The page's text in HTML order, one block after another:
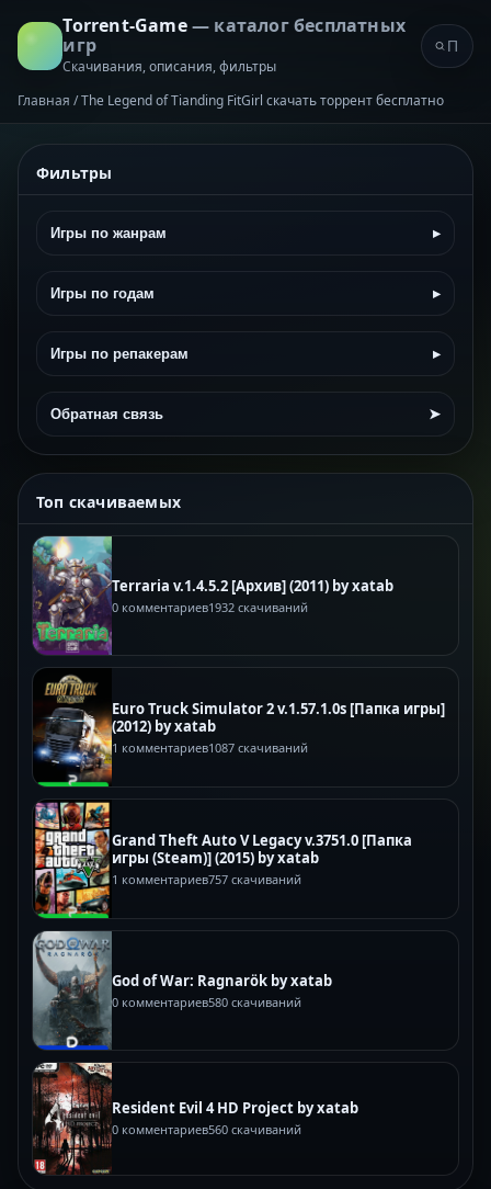
Torrent-Game— каталог бесплатных
игр
Скачивания, описания, фильтры
Главная /The Legend of Tianding FitGirl скачать торрент бесплатно
Фильтры
Игры по жанрам ▸
Игры по годам ▸
Игры по репакерам ▸
Обратная связь ➤
Топ скачиваемых
Terraria v.1.4.5.2 [Архив] (2011) by xatab
0 комментариев1932 скачиваний
Euro Truck Simulator 2 v.1.57.1.0s [Папка игры]
(2012) by xatab
1 комментариев1087 скачиваний
Grand Theft Auto V Legacy v.3751.0 [Папка
игры (Steam)] (2015) by xatab
1 комментариев757 скачиваний
God of War: Ragnarök by xatab
0 комментариев580 скачиваний
Resident Evil 4 HD Project by xatab
0 комментариев560 скачиваний